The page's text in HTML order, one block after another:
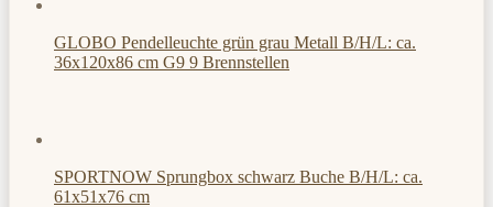
GLOBO Pendelleuchte grün grau Metall B/H/L: ca.
36x120x86 cm G9 9 Brennstellen
SPORTNOW Sprungbox schwarz Buche B/H/L: ca.
61x51x76 cm